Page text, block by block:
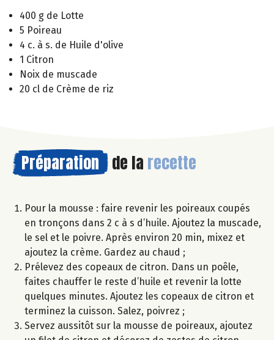
400 g de Lotte
5 Poireau
4 c. à s. de Huile d'olive
1 Citron
Noix de muscade
20 cl de Crème de riz
Préparation de la recette
Pour la mousse : faire revenir les poireaux coupés
en tronçons dans 2 c à s d’huile. Ajoutez la muscade,
le sel et le poivre. Après environ 20 min, mixez et
ajoutez la crème. Gardez au chaud ;
Prélevez des copeaux de citron. Dans un poêle,
faites chauffer le reste d’huile et revenir la lotte
quelques minutes. Ajoutez les copeaux de citron et
terminez la cuisson. Salez, poivrez ;
Servez aussitôt sur la mousse de poireaux, ajoutez